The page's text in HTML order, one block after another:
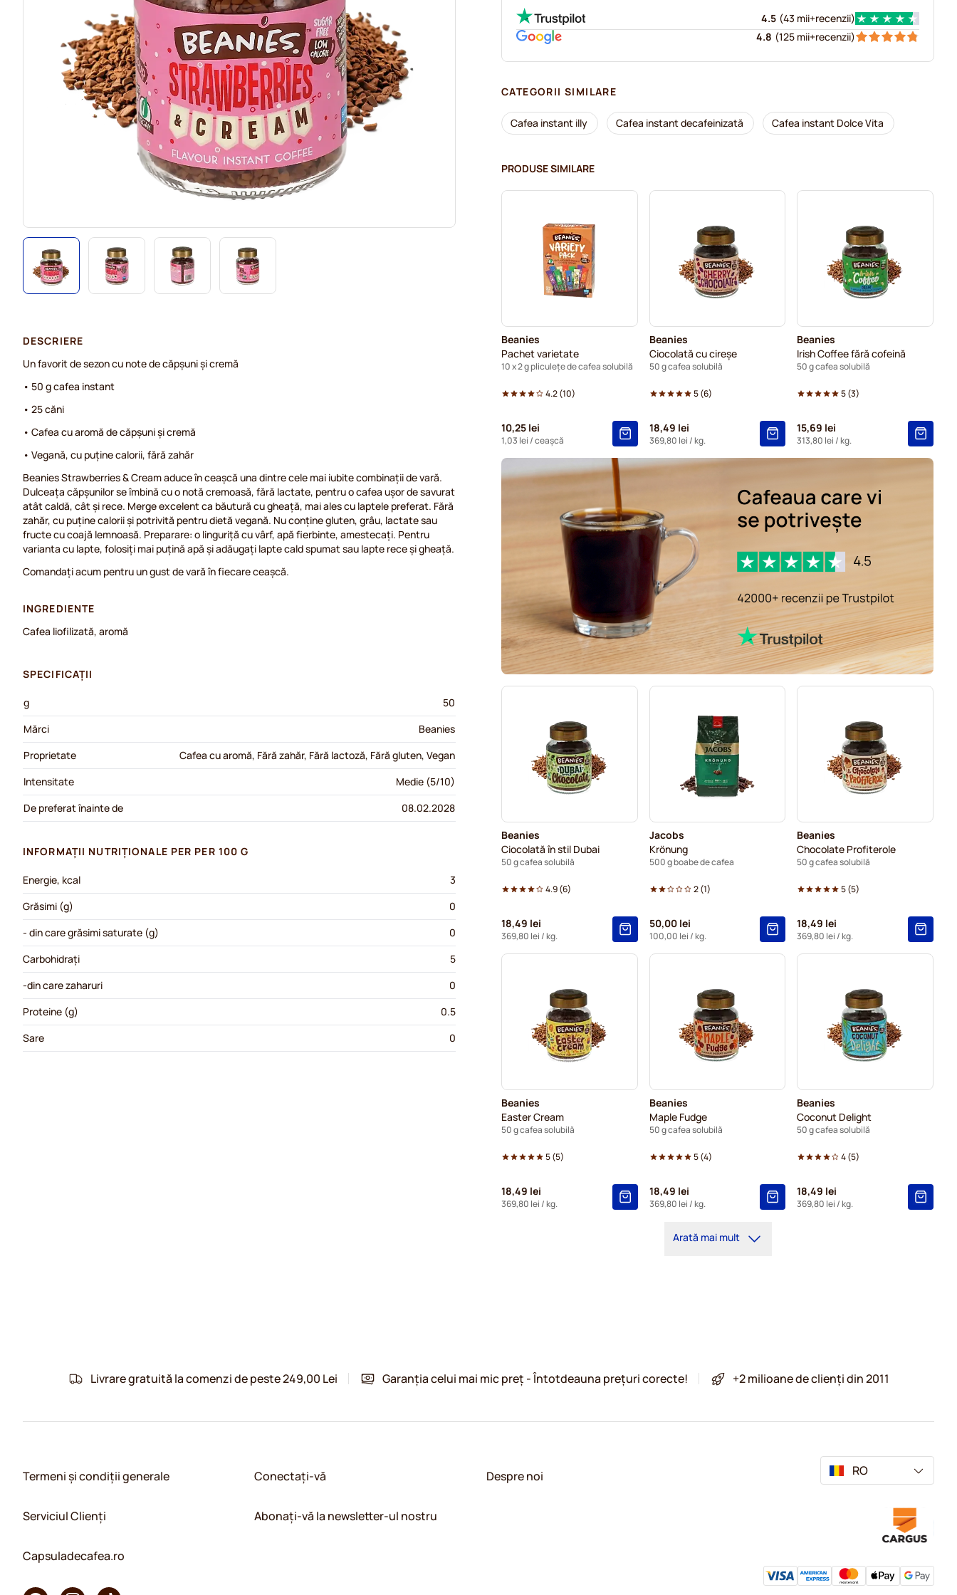
4.5 (43 mii+recenzii)
4.8 (125 mii+recenzii)
CATEGORII SIMILARE
Cafea instant illy Cafea instant decafeinizată Cafea instant Dolce Vita
PRODUSE SIMILARE
Beanies
Pachet varietate
10 x 2 g pliculețe de cafea solubilă
4.2(10)
10,25 lei
1,03 lei / ceașcă
Beanies
Ciocolată cu cireșe
50 g cafea solubilă
5(6)
18,49 lei
369,80 lei / kg.
Beanies
Irish Coffee fără cofeină
50 g cafea solubilă
5(3)
15,69 lei
313,80 lei / kg.
Beanies
Ciocolată în stil Dubai
50 g cafea solubilă
4.9(6)
18,49 lei
369,80 lei / kg.
Jacobs
Krönung
500 g boabe de cafea
2(1)
50,00 lei
100,00 lei / kg.
Beanies
Chocolate Profiterole
50 g cafea solubilă
5(5)
18,49 lei
369,80 lei / kg.
Beanies
Easter Cream
50 g cafea solubilă
5(5)
18,49 lei
369,80 lei / kg.
Beanies
Maple Fudge
50 g cafea solubilă
5(4)
18,49 lei
369,80 lei / kg.
Beanies
Coconut Delight
50 g cafea solubilă
4(5)
18,49 lei
369,80 lei / kg.
Arată mai mult
DESCRIERE
Un favorit de sezon cu note de căpșuni și cremă
• 50 g cafea instant
• 25 căni
• Cafea cu aromă de căpșuni și cremă
• Vegană, cu puține calorii, fără zahăr
Beanies Strawberries & Cream aduce în ceașcă una dintre cele mai iubite combinații de vară.
Dulceața căpșunilor se îmbină cu o notă cremoasă, fără lactate, pentru o cafea ușor de savurat
atât caldă, cât și rece. Merge excelent ca băutură cu gheață, mai ales cu laptele preferat. Fără
zahăr, cu puține calorii și potrivită pentru dietă vegană. Nu conține gluten, grâu, lactate sau
fructe cu coajă lemnoasă. Preparare: o linguriță cu vârf, apă fierbinte, amestecați. Pentru
varianta cu lapte, folosiți mai puțină apă și adăugați lapte cald spumat sau lapte rece și gheață.
Comandați acum pentru un gust de vară în fiecare ceașcă.
INGREDIENTE
Cafea liofilizată, aromă
SPECIFICAȚII
g
50
Mărci
Beanies
Proprietate
Cafea cu aromă, Fără zahăr, Fără lactoză, Fără gluten, Vegan
Intensitate
Medie (5/10)
De preferat înainte de
08.02.2028
INFORMAȚII NUTRIȚIONALE PER PER 100 G
Energie, kcal
3
Grăsimi (g)
0
- din care grăsimi saturate (g)
0
Carbohidrați
5
-din care zaharuri
0
Proteine (g)
0.5
Sare
0
Livrare gratuită la comenzi de peste 249,00 Lei Garanția celui mai mic preț - Întotdeauna prețuri corecte! +2 milioane de clienți din 2011
Termeni și condiții generale
Serviciul Clienți
Capsuladecafea.ro
Conectați-vă
Abonați-vă la newsletter-ul nostru
Despre noi RO